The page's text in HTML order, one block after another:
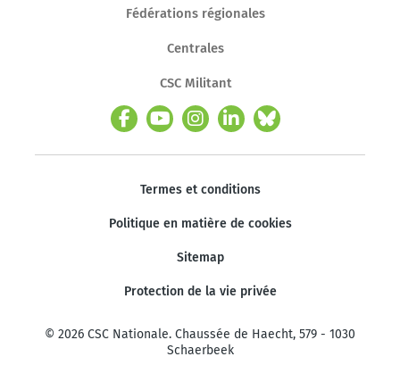
Fédérations régionales
Centrales
CSC Militant
Termes et conditions
Politique en matière de cookies
Sitemap
Protection de la vie privée
© 2026 CSC Nationale. Chaussée de Haecht, 579 - 1030
Schaerbeek